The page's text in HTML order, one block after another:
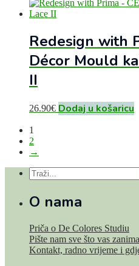
Redesign with
Décor Mould
II
26.90€ Dodaj u košaricu
1
2
→
O nama
Priča o De Colores Studiu
Pište nam sve što vas zanima
Kontakt, radno vrijeme i